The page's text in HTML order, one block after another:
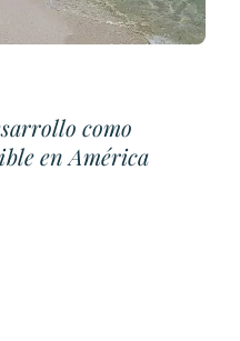
como
en América